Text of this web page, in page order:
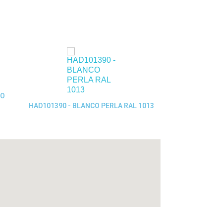
Quick View
HAD101390 - BLANCO PERLA RAL 1013